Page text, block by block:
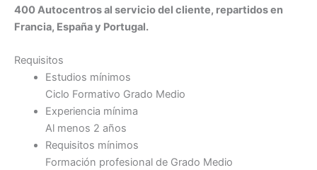
400 Autocentros al servicio del cliente, repartidos en
Francia, España y Portugal.
Requisitos
Estudios mínimos
Ciclo Formativo Grado Medio
Experiencia mínima
Al menos 2 años
Requisitos mínimos
Formación profesional de Grado Medio